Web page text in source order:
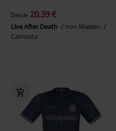
Desde 20,39 €
Live After Death
Iron Maiden
Camiseta